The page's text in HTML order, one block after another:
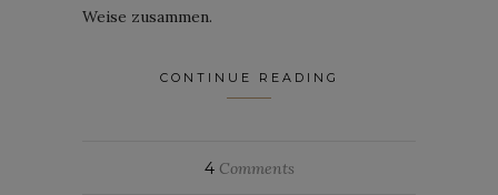
Weise zusammen.
CONTINUE READING
4Comments